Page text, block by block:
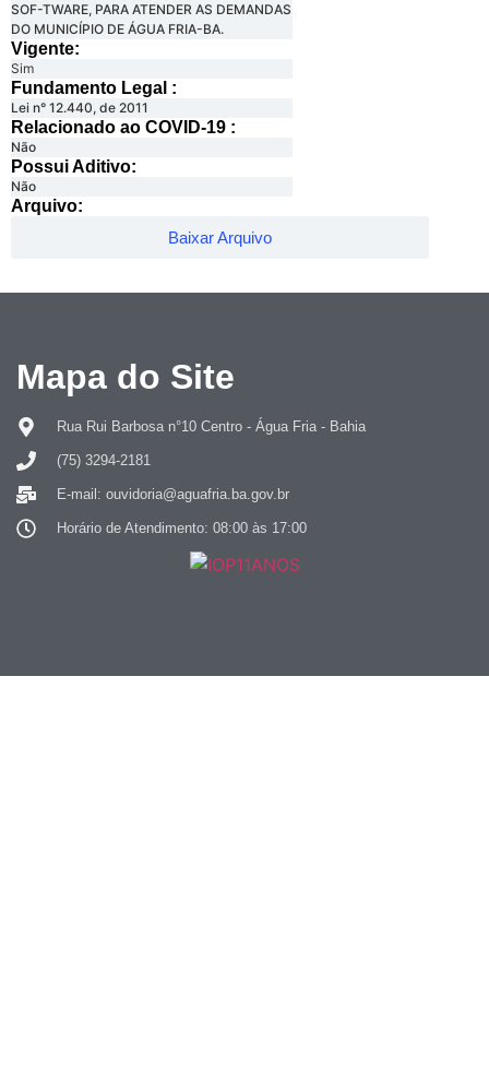
SOF-TWARE, PARA ATENDER AS DEMANDAS
DO MUNICÍPIO DE ÁGUA FRIA-BA.
Vigente:
Sim
Fundamento Legal :​
Lei n° 12.440, de 2011
Relacionado ao COVID-19 :​
Não
Possui Aditivo:​
Não
Arquivo:
Baixar Arquivo
Mapa do Site
Rua Rui Barbosa n°10 Centro - Água Fria - Bahia
(75) 3294-2181
E-mail: ouvidoria@aguafria.ba.gov.br
Horário de Atendimento: 08:00 às 17:00